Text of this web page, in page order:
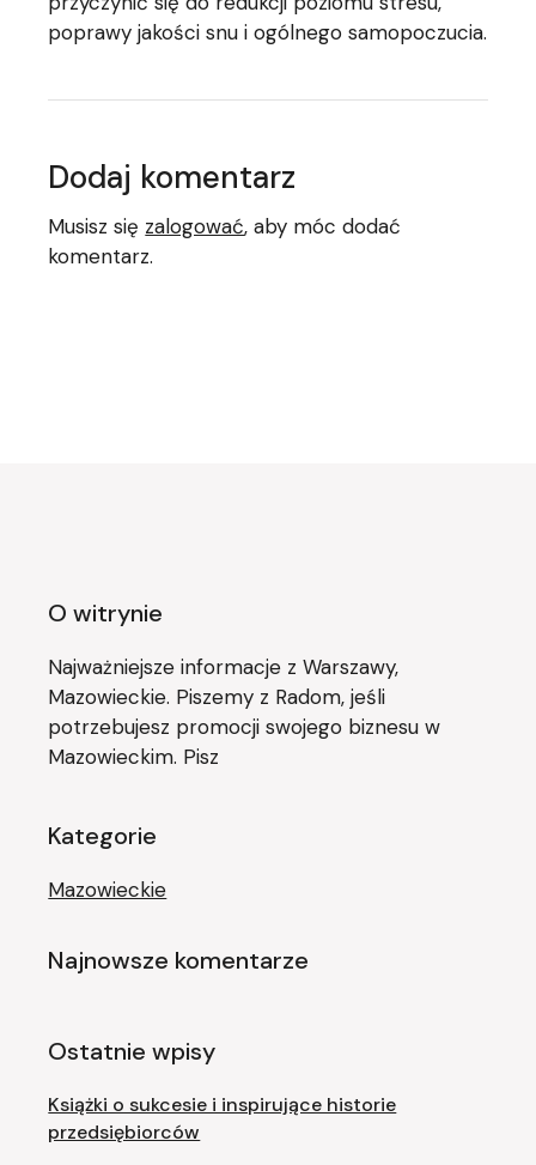
poprawy jakości snu i ogólnego samopoczucia.
Dodaj komentarz
Musisz się zalogować, aby móc dodać
komentarz.
O witrynie
Najważniejsze informacje z Warszawy,
Mazowieckie. Piszemy z Radom, jeśli
potrzebujesz promocji swojego biznesu w
Mazowieckim. Pisz
Kategorie
Mazowieckie
Najnowsze komentarze
Ostatnie wpisy
Książki o sukcesie i inspirujące historie
przedsiębiorców